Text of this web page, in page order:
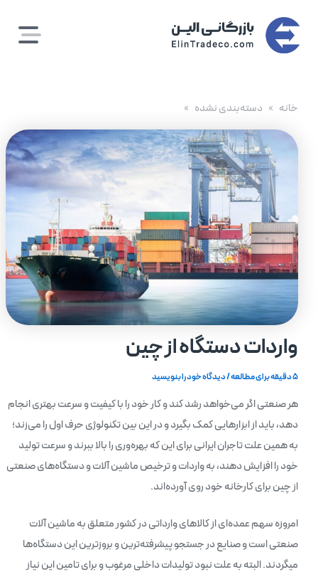
خانه دسته‌بندی نشده
واردات دستگاه از چین
5 دقیقه برای مطالعه /دیدگاه‌ خود را بنویسید
هر صنعتی اگر می‌خواهد رشد کند و کار خود را با کیفیت و سرعت بهتری انجام
دهد، باید از ابزارهایی کمک بگیرد و در این بین تکنولوژی حرف اول را می‌زند؛
به همین علت تاجران ایرانی برای این که بهره‌وری را بالا ببرند و سرعت تولید
خود را افزایش دهند، به واردات و ترخیص ماشین‌ آلات و دستگاه‌های صنعتی
از چین برای کارخانه خود روی آورده‌اند.
امروزه سهم عمده‌ای از کالاهای وارداتی در کشور متعلق به ماشین آلات
صنعتی است و صنایع در جستجو پیشرفته‌ترین و بروزترین این دستگاه‌ها
میگردند. البته به علت نبود تولیدات داخلی مرغوب و برای تامین این نیاز